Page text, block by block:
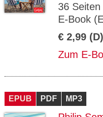
36 Seiten
E-Book
€ 2,99 (D)
Zum E-
EPUB PDF MP3